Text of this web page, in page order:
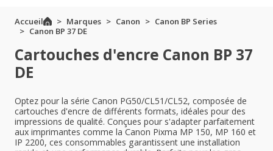
Accueil Marques Canon
Canon BP Series
Canon BP 37 DE
Cartouches d'encre Canon BP 37
DE
Optez pour la série Canon PG50/CL51/CL52, composée de
cartouches d'encre de différents formats, idéales pour des
impressions de qualité. Conçues pour s'adapter parfaitement
aux imprimantes comme la Canon Pixma MP 150, MP 160 et
IP 2200, ces consommables garantissent une installation